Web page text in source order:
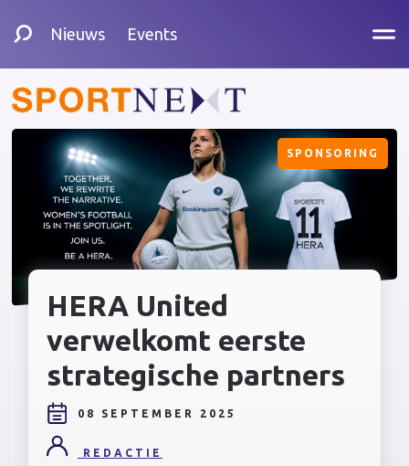
Nieuws Events
SPONSORING
HERA United
verwelkomt eerste
strategische partners
08 SEPTEMBER 2025
REDACTIE